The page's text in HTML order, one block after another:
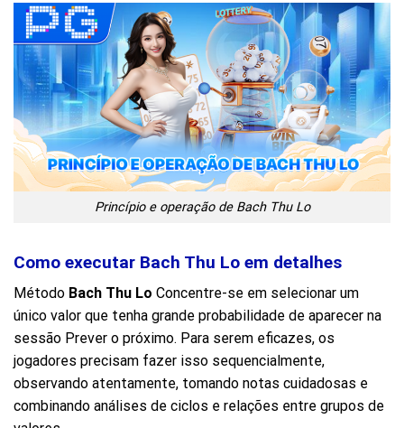
Princípio e operação de Bach Thu Lo
Como executar Bach Thu Lo em detalhes
Método Bach Thu Lo Concentre-se em selecionar um
único valor que tenha grande probabilidade de aparecer na
sessão Prever o próximo. Para serem eficazes, os
jogadores precisam fazer isso sequencialmente,
observando atentamente, tomando notas cuidadosas e
combinando análises de ciclos e relações entre grupos de